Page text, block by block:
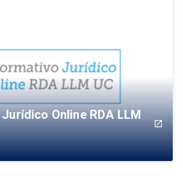
Online RDA LLM
launch